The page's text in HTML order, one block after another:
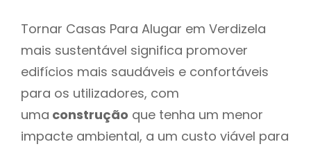
Tornar Casas Para Alugar em Verdizela
mais sustentável significa promover
edifícios mais saudáveis e confortáveis
para os utilizadores, com
uma construção que tenha um menor
impacte ambiental, a um custo viável para